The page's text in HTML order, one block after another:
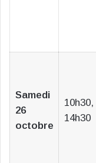
Samedi
26
octobre
10h30,
14h30